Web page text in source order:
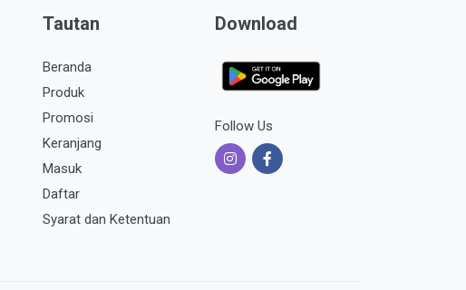
Tautan
Beranda
Produk
Promosi
Keranjang
Masuk
Daftar
Syarat dan Ketentuan
Download
Follow Us